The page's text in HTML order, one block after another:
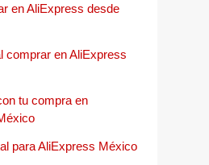
en AliExpress desde
comprar en AliExpress
tu compra en
para AliExpress México